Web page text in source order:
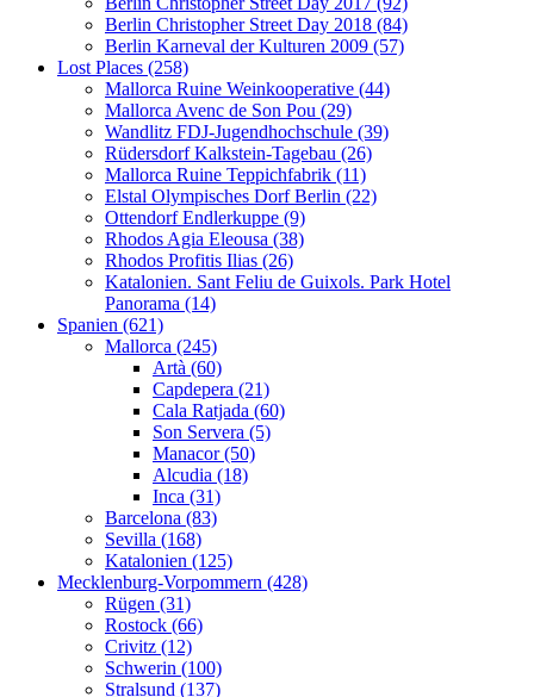
Berlin Christopher Street Day 2018 (84)
Berlin Karneval der Kulturen 2009 (57)
Lost Places (258)
Mallorca Ruine Weinkooperative (44)
Mallorca Avenc de Son Pou (29)
Wandlitz FDJ-Jugendhochschule (39)
Rüdersdorf Kalkstein-Tagebau (26)
Mallorca Ruine Teppichfabrik (11)
Elstal Olympisches Dorf Berlin (22)
Ottendorf Endlerkuppe (9)
Rhodos Agia Eleousa (38)
Rhodos Profitis Ilias (26)
Katalonien. Sant Feliu de Guixols. Park Hotel
Panorama (14)
Spanien (621)
Mallorca (245)
Artà (60)
Capdepera (21)
Cala Ratjada (60)
Son Servera (5)
Manacor (50)
Alcudia (18)
Inca (31)
Barcelona (83)
Sevilla (168)
Katalonien (125)
Mecklenburg-Vorpommern (428)
Rügen (31)
Rostock (66)
Crivitz (12)
Schwerin (100)
Stralsund (137)